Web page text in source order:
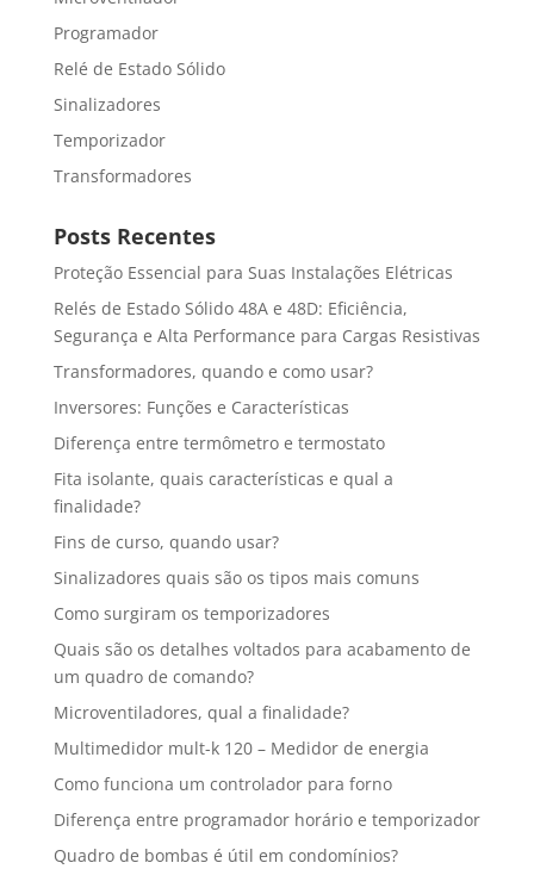
Programador
Relé de Estado Sólido
Sinalizadores
Temporizador
Transformadores
Posts Recentes
Proteção Essencial para Suas Instalações Elétricas
Relés de Estado Sólido 48A e 48D: Eficiência,
Segurança e Alta Performance para Cargas Resistivas
Transformadores, quando e como usar?
Inversores: Funções e Características
Diferença entre termômetro e termostato
Fita isolante, quais características e qual a
finalidade?
Fins de curso, quando usar?
Sinalizadores quais são os tipos mais comuns
Como surgiram os temporizadores
Quais são os detalhes voltados para acabamento de
um quadro de comando?
Microventiladores, qual a finalidade?
Multimedidor mult-k 120 – Medidor de energia
Como funciona um controlador para forno
Diferença entre programador horário e temporizador
Quadro de bombas é útil em condomínios?